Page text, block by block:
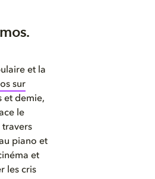
et la
sur
et demie,
le
travers
piano et
et
les cris